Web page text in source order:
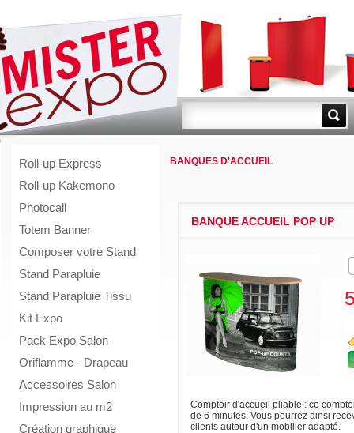
Go!
Roll-up Express
Roll-up Kakemono
Photocall
Totem Banner
Composer votre Stand
Stand Parapluie
Stand Parapluie Tissu
Kit Expo
Pack Expo Salon
Oriflamme - Drapeau
Accessoires Salon
Impression au m2
Création graphique
BANQUES D'ACCUEIL
BANQUE ACCUEIL POP UP
Comptoir d'accueil pliable : ce
de 6 minutes. Vous pourrez ainsi
clients autour d'un mobilier adapté.